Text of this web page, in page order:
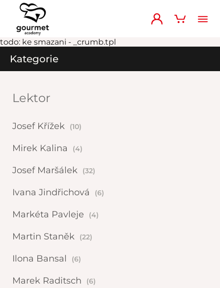
todo: ke smazani - _crumb.tpl
Kategorie
Lektor
Josef Křížek (10)
Mirek Kalina (4)
Josef Maršálek (32)
Ivana Jindřichová (6)
Markéta Pavleje (4)
Martin Staněk (22)
Ilona Bansal (6)
Marek Raditsch (6)